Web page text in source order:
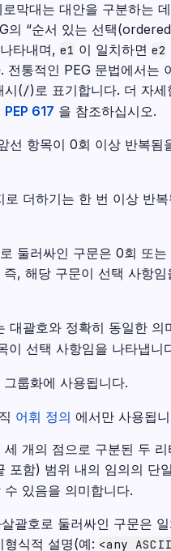
로막대는 대안을 구분하는
의 “순서 있는 선택(ordered
타내며, e1 이 일치하면 e2
전통적인 PEG 문법에서는
시(/)로 표기합니다. 더 자세
PEP 617 을 참조하십시오.
선 항목이 0회 이상 반복됨
로 더하기는 한 번 이상 반
둘러싸인 구문은 0회 또는
즉, 해당 구문이 선택 사항임
대괄호와 정확히 동일한 의
이 선택 사항임을 나타냅니
그룹화에 사용됩니다.
어휘 정의 에서만 사용됩
세 개의 점으로 구분된 두
포함) 범위 내의 임의의 단
수 있음을 의미합니다.
괄호로 둘러싸인 구문은
형식적 설명(예: <any ASCII